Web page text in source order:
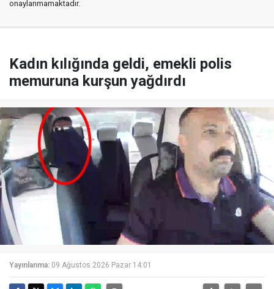
onaylanmamaktadır.
Kadın kılığında geldi, emekli polis
memuruna kurşun yağdırdı
Yayınlanma: 09 Ağustos 2026 Pazar 14:01